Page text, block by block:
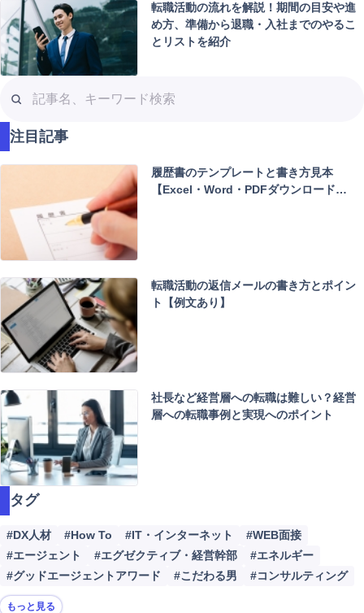
転職活動の流れを解説！期間の目安や進
め方、準備から退職・入社までのやるこ
とリストを紹介
事
名
、
キ
ー
検
索
注目記事
履歴書のテンプレートと書き方見本
【Excel・Word・PDFダウンロード…
転職活動の返信メールの書き方とポイン
ト【例文あり】
社長など経営層への転職は難しい？経営
層への転職事例と実現へのポイント
タグ
#DX人材 #How To #IT・インターネット
#WEB面接
#エージェント
#エグゼクティブ・経営幹部
#エネルギー
#グッドエージェントアワード
#こだわる男 #コンサルティング
もっと見る